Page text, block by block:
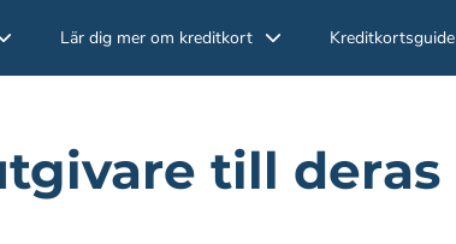
Lär dig mer om kreditkort Kreditkortsguide
till deras